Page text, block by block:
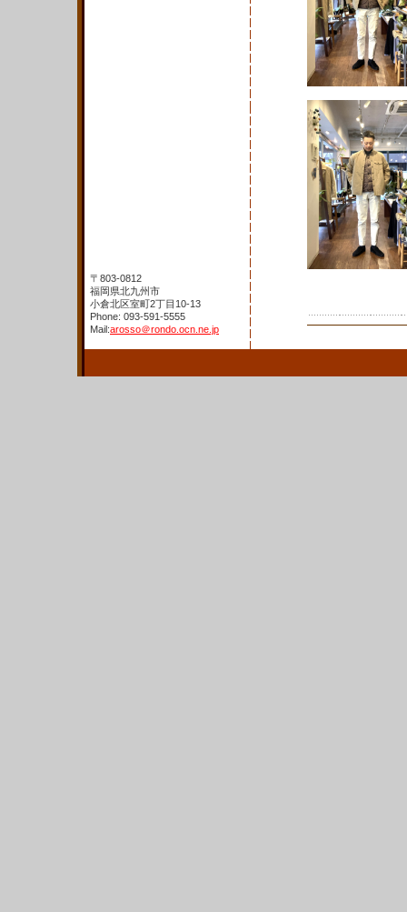
〒803-0812
福岡県北九州市
小倉北区室町2丁目10-13
Phone: 093-591-5555
Mail:arosso＠rondo.ocn.ne.jp